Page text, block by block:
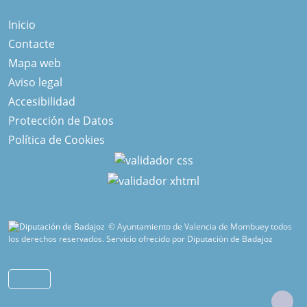
Inicio
Contacte
Mapa web
Aviso legal
Accesibilidad
Protección de Datos
Política de Cookies
© Ayuntamiento de Valencia de Mombuey todos
los derechos reservados.Servicio ofrecido por Diputación de Badajoz